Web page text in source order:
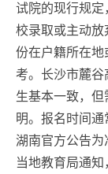
试院的现行规定
校录取或主动放
份在户籍所在地
考。长沙市麓谷
生基本一致，
明。报名时间通
湖南官方公告
当地教育局通知